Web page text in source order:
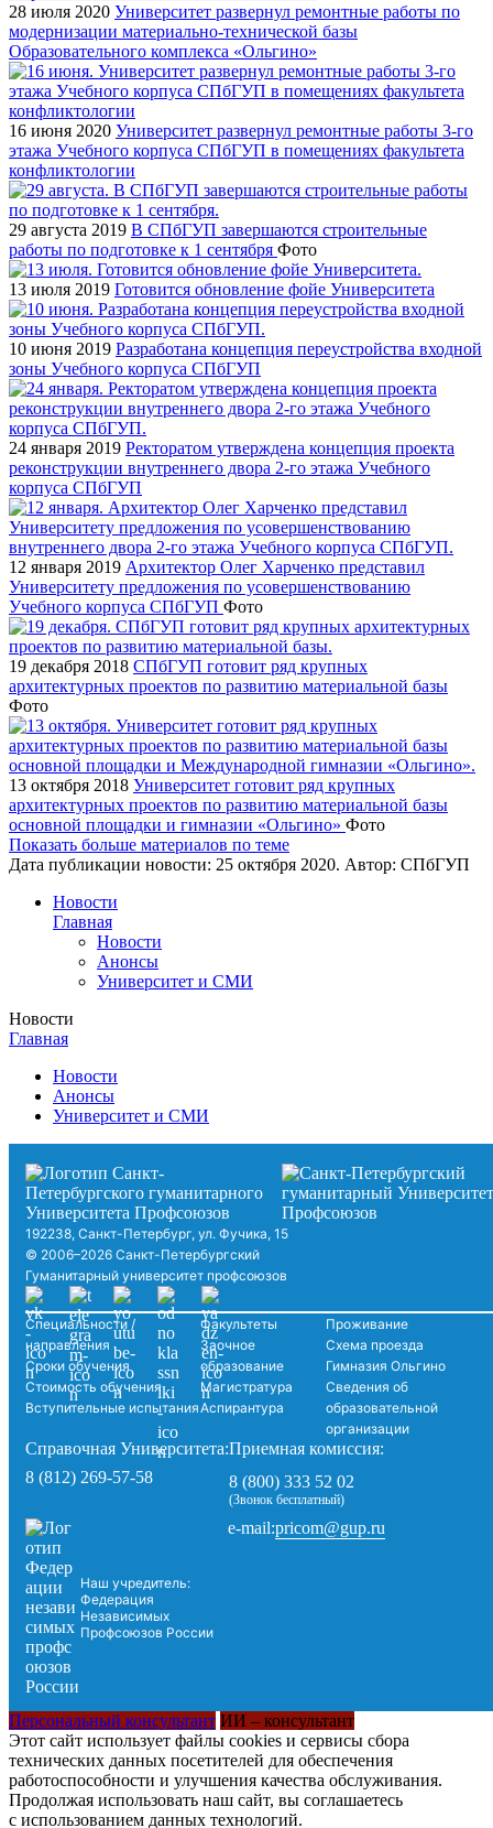
28 июля 2020 Университет развернул ремонтные работы по
модернизации материально-технической базы
Образовательного комплекса «Ольгино»
16 июня 2020 Университет развернул ремонтные работы 3-го
этажа Учебного корпуса СПбГУП в помещениях факультета
конфликтологии
29 августа 2019 В СПбГУП завершаются строительные
работы по подготовке к 1 сентября Фото
13 июля 2019 Готовится обновление фойе Университета
10 июня 2019 Разработана концепция переустройства входной
зоны Учебного корпуса СПбГУП
24 января 2019 Ректоратом утверждена концепция проекта
реконструкции внутреннего двора 2-го этажа Учебного
корпуса СПбГУП
12 января 2019 Архитектор Олег Харченко представил
Университету предложения по усовершенствованию
Учебного корпуса СПбГУП Фото
19 декабря 2018 СПбГУП готовит ряд крупных
архитектурных проектов по развитию материальной базы
Фото
13 октября 2018 Университет готовит ряд крупных
архитектурных проектов по развитию материальной базы
основной площадки и гимназии «Ольгино» Фото
Показать больше материалов по теме
Дата публикации новости: 25 октября 2020. Автор: СПбГУП
Новости
Главная
Новости
Анонсы
Университет и СМИ
Новости
Главная
Новости
Анонсы
Университет и СМИ
192238, Санкт-Петербург, ул. Фучика, 15
© 2006–2026 Санкт-Петербургский
Гуманитарный университет профсоюзов
Специальности /
направления
Сроки обучения
Стоимость обучения
Вступительные испытания
Факультеты
Заочное
образование
Магистратура
Аспирантура
Проживание
Схема проезда
Гимназия Ольгино
Сведения об
образовательной
организации
Справочная Университета:
8 (812) 269-57-58
Приемная комиссия:
8 (800) 333 52 02
(Звонок бесплатный)
Наш учредитель:
Федерация
Независимых
Профсоюзов России
e-mail:pricom@gup.ru
Персональный консультант ИИ – консультант
Этот сайт использует файлы cookies и сервисы сбора
технических данных посетителей для обеспечения
работоспособности и улучшения качества обслуживания.
Продолжая использовать наш сайт, вы соглашаетесь
с использованием данных технологий.